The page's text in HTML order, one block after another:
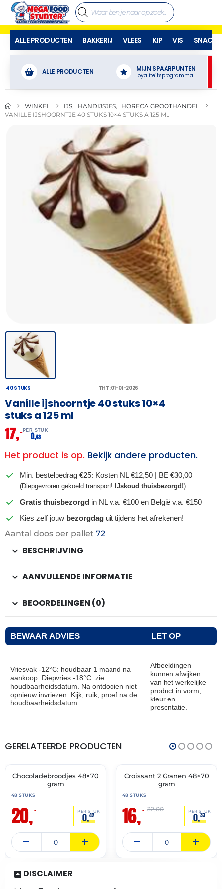
ALLE PRODUCTEN BAKKERIJ VLEES KIP VIS SNACKS
ALLE PRODUCTEN MIJN SPAARPUNTEN
loyaliteitsprogramma
WINKEL IJS HANDIJSJES
HORECA GROOTHANDEL
VANILLE IJSHOORNTJE 40 STUKS 10×4 STUKS A 125 ML
40 STUKS THT: 01-01-2026
Vanille ijshoorntje 40 stuks 10×4
stuks a 125 ml
17,– PER STUK
0,43
Het product is op. Bekijk andere producten.
Min. bestelbedrag €25: Kosten NL €12,50 | BE €30,00
(Diepgevroren gekoeld transport! IJskoud thuisbezorgd!)
Gratis thuisbezorgd in NL v.a. €100 en België v.a. €150
Kies zelf jouw bezorgdag uit tijdens het afrekenen!
Aantal doos per pallet 72
BESCHRIJVING
AANVULLENDE INFORMATIE
BEOORDELINGEN (0)
BEWAAR ADVIES LET OP
Vriesvak -12°C: houdbaar 1 maand na
aankoop. Diepvries -18°C: zie
houdbaarheidsdatum. Na ontdooien niet
opnieuw invriezen. Kijk, ruik, proef na de
houdbaarheidsdatum.
Afbeeldingen
kunnen afwijken
van het werkelijke
product in vorm,
kleur en
presentatie.
GERELATEERDE PRODUCTEN
🔥 OP=OP
THT:
31-
Chocoladebroodjes 48×70
gram
48 STUKS
20,– PER STUK
0,42
🔥 OP=OP
Croissant 2 Granen 48×70
gram
48 STUKS
16,– PER STUK
0,33
32,00
DISCLAIMER